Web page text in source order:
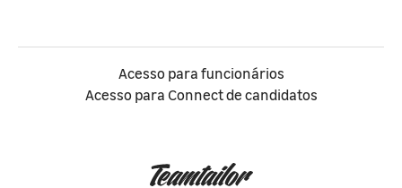
Acesso para funcionários
Acesso para Connect de candidatos